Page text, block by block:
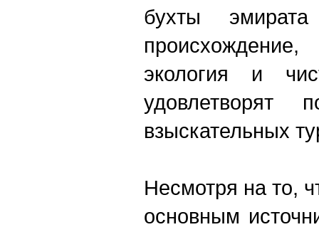
бухты
экология и
удовлетворят
взыскательных
Несмотря на то,
основным